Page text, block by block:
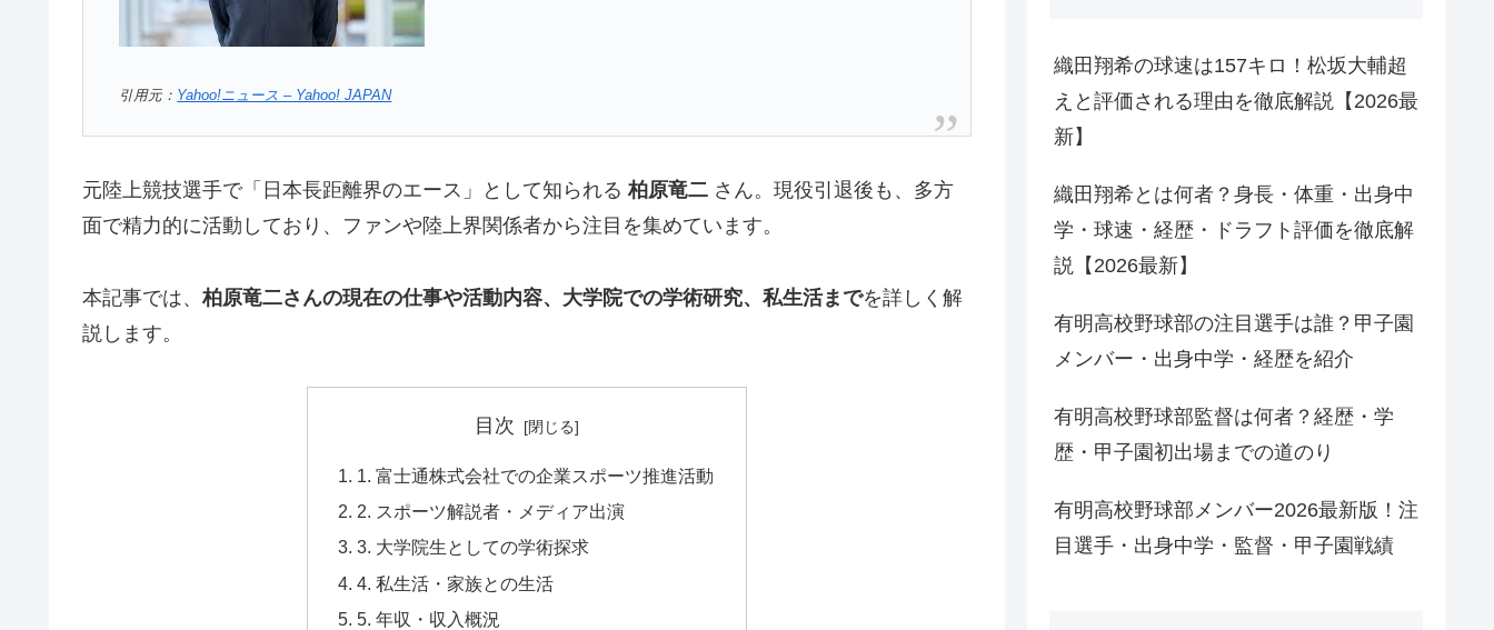
引用元： Yahoo!ニュース – Yahoo! JAPAN
元陸上競技選手で「日本長距離界のエース」として知られる柏原竜二 さん。現役引退後も、多方
面で精力的に活動しており、ファンや陸上界関係者から注目を集めています。
本記事では、柏原竜二さんの現在の仕事や活動内容、大学院での学術研究、私生活までを詳しく解
説します。
目次
1. 富士通株式会社での企業スポーツ推進活動
2. スポーツ解説者・メディア出演
3. 大学院生としての学術探求
4. 私生活・家族との生活
5. 年収・収入概況
織田翔希の球速は157キロ！松坂大輔超
えと評価される理由を徹底解説【2026最
新】
織田翔希とは何者？身長・体重・出身中
学・球速・経歴・ドラフト評価を徹底解
説【2026最新】
有明高校野球部の注目選手は誰？甲子園
メンバー・出身中学・経歴を紹介
有明高校野球部監督は何者？経歴・学
歴・甲子園初出場までの道のり
有明高校野球部メンバー2026最新版！注
目選手・出身中学・監督・甲子園戦績